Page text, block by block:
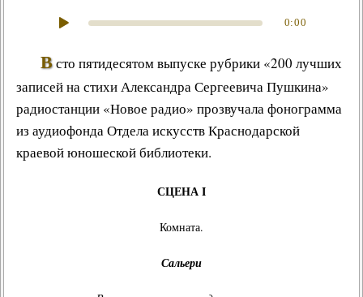
0:00
Всто пятидесятом выпуске рубрики «200 лучших
записей на стихи Александра Сергеевича Пушкина»
радиостанции «Новое радио» прозвучала фонограмма
из аудиофонда Отдела искусств Краснодарской
краевой юношеской библиотеки.
СЦЕНА I
Комната.
Сальери